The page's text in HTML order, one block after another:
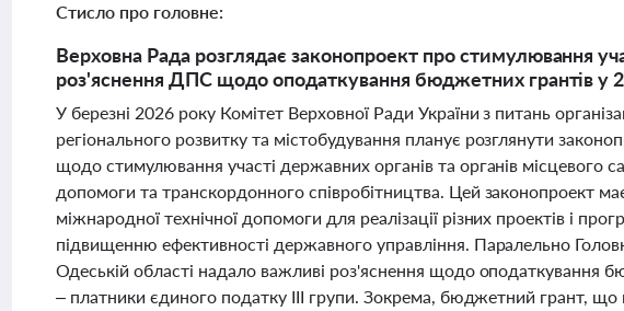
Стисло про головне:
Верховна Рада розглядає законопроект про стимулювання
роз'яснення ДПС щодо оподаткування бюджетних грантів у
У березні 2026 року Комітет Верховної Ради України з питань
регіонального розвитку та містобудування планує розглянути
щодо стимулювання участі державних органів та органів місцевого
допомоги та транскордонного співробітництва. Цей законопроект
міжнародної технічної допомоги для реалізації різних проектів і
підвищенню ефективності державного управління. Паралельно
Одеській області надало важливі роз'яснення щодо оподаткування
– платники єдиного податку III групи. Зокрема, бюджетний грант, що